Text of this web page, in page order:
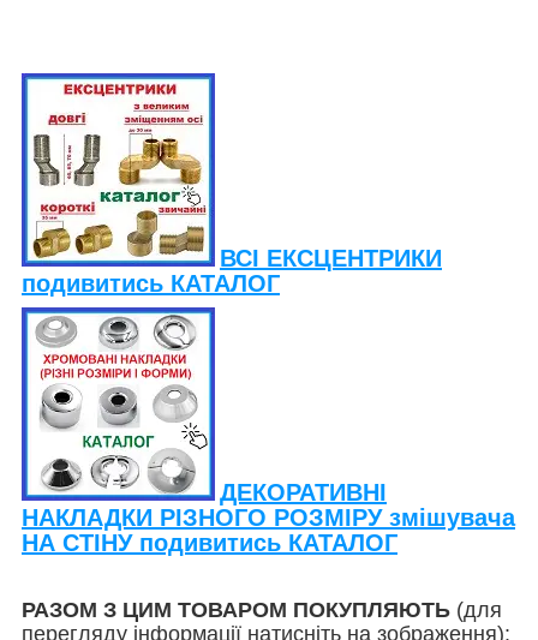
ВСІ ЕКСЦЕНТРИКИ
подивитись КАТАЛОГ
ДЕКОРАТИВНІ
НАКЛАДКИ РІЗНОГО РОЗМІРУ змішувача
НА СТІНУ подивитись КАТАЛОГ
РАЗОМ З ЦИМ ТОВАРОМ ПОКУПЛЯЮТЬ (для
перегляду інформації натисніть на зображення):